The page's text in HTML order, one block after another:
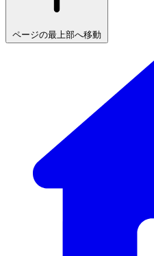
ページの最上部へ移動